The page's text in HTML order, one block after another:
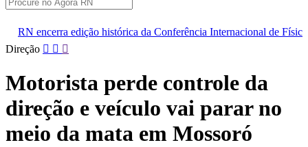
histórica da Conferência Internacional de Física de Altas Energias
Pular
conteúdo
Direção
Motorista perde controle da
direção e veículo vai parar no
meio da mata em Mossoró